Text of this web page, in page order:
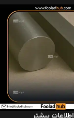
اطلاعات بیشتر